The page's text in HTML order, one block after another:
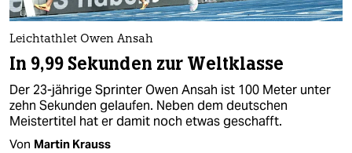
nord
wahrheit
verlag
verlag
Leichtathlet Owen Ansah
In 9,99 Sekunden zur Weltklasse
Der 23-jährige Sprinter Owen Ansah ist 100 Meter unter
zehn Sekunden gelaufen. Neben dem deutschen
Meistertitel hat er damit noch etwas geschafft.
Von Martin Krauss